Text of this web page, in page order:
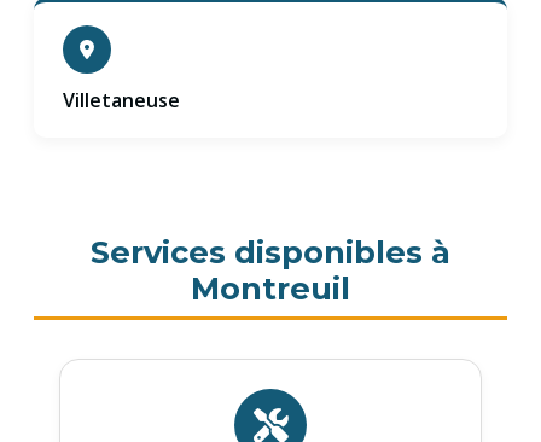
Villetaneuse
Services disponibles à
Montreuil